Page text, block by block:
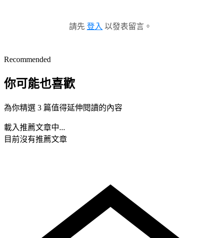
請先 登入 以發表留言。
Recommended
你可能也喜歡
為你精選 3 篇值得延伸閱讀的內容
載入推薦文章中...
目前沒有推薦文章